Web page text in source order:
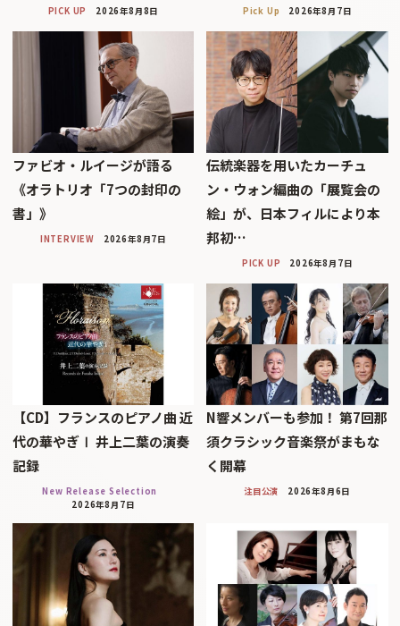
PICK UP 2026年8月8日 Pick Up 2026年8月7日
ファビオ・ルイージが語る
《オラトリオ「7つの封印の
書」》
INTERVIEW 2026年8月7日
伝統楽器を用いたカーチュ
ン・ウォン編曲の「展覧会の
絵」が、日本フィルにより本
邦初…
PICK UP 2026年8月7日
【CD】フランスのピアノ曲 近
代の華やぎⅠ 井上二葉の演奏
記録
New Release Selection
2026年8月7日
N響メンバーも参加！ 第7回那
須クラシック音楽祭がまもな
く開幕
注目公演 2026年8月6日